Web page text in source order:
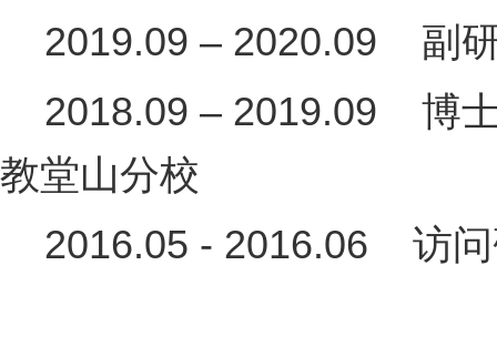
2019.09 – 2020.09 副
2018.09 – 2019.09 博
教堂山分校
2016.05 - 2016.06 访